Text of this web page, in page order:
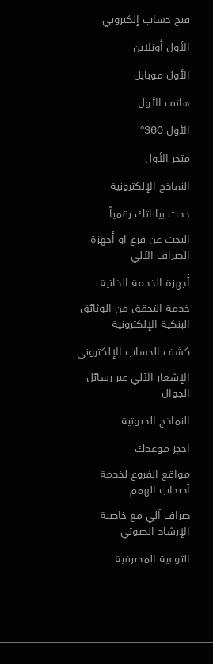
فتح حساب إلكتروني
الأول أونلاين
الأول موبايل
هاتف الأول
الأول 360°
متجر الأول
النماذج الإلكترونية
حدث بياناتك رقمياً
البحث عن فرع او أجهزة
الصراف الآلي
أجهزة الخدمة الذاتية
خدمة التحقق من الوثائق
البنكية الإلكترونية
كشف الحساب الإلكتروني
الإشعار الآلي عبر رسائل
الجوال
النماذج الصوتية
احجز موعدك
مواقع الفروع لخدمة
أصحاب الهمم
صراف آلي مع خاصية
الإرشاد الصوتي
التوعية المصرفية